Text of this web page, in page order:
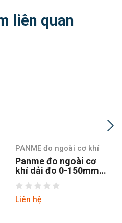
liên quan
PANME đo ngoài cơ khí
Panme đo ngoài cơ
khí dải đo 0-150mm
Mitutoyo 104-135A
Liên hệ